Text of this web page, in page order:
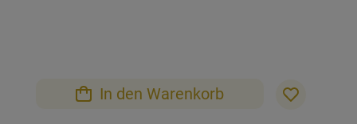
springen
In den Warenkorb